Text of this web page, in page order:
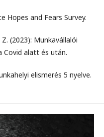
Hopes and Fears Survey.
(2023): Munkavállalói
Covid alatt és után.
elismerés 5 nyelve.